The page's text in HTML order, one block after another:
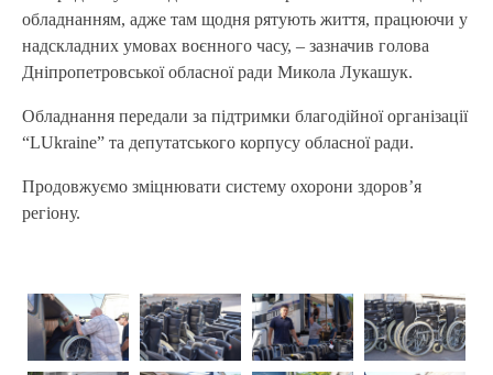
обладнанням, адже там щодня рятують життя, працюючи у
надскладних умовах воєнного часу, – зазначив голова
Дніпропетровської обласної ради Микола Лукашук.
Обладнання передали за підтримки благодійної організації
“LUkraine” та депутатського корпусу обласної ради.
Продовжуємо зміцнювати систему охорони здоров’я
регіону.